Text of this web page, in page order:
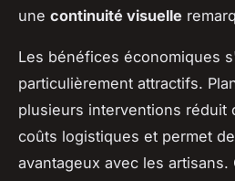
une continuité visuelle
Les bénéfices économiques
particulièrement attractifs.
plusieurs interventions réduit
coûts logistiques et permet
avantageux avec les